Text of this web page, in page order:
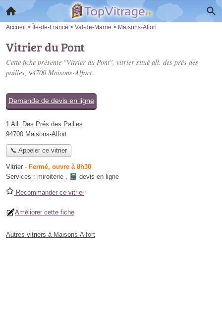
Accueil > Île-de-France > Val-de-Marne > Maisons-Alfort
Vitrier du Pont
Cette fiche présente "Vitrier du Pont", vitrier situé all. des prés des
pailles, 94700 Maisons-Alfort.
Demande de devis en ligne
1 All. Des Prés des Pailles
94700 Maisons-Alfort
📞 Appeler ce vitrier
Vitrier - Fermé, ouvre à 8h30
Services : miroiterie , devis en ligne
Recommander ce vitrier
Améliorer cette fiche
Autres vitriers à Maisons-Alfort